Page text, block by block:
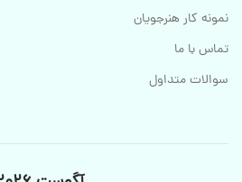
نمونه کار هنرجویان
تماس با ما
سوالات متداول